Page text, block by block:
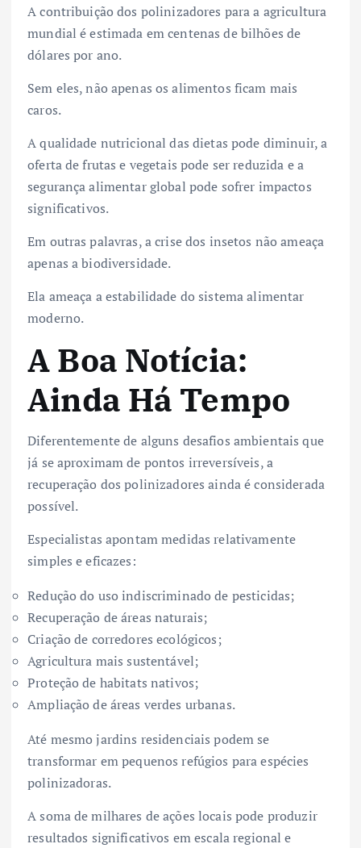
A contribuição dos polinizadores para a agricultura
mundial é estimada em centenas de bilhões de
dólares por ano.
Sem eles, não apenas os alimentos ficam mais
caros.
A qualidade nutricional das dietas pode diminuir, a
oferta de frutas e vegetais pode ser reduzida e a
segurança alimentar global pode sofrer impactos
significativos.
Em outras palavras, a crise dos insetos não ameaça
apenas a biodiversidade.
Ela ameaça a estabilidade do sistema alimentar
moderno.
A Boa Notícia:
Ainda Há Tempo
Diferentemente de alguns desafios ambientais que
já se aproximam de pontos irreversíveis, a
recuperação dos polinizadores ainda é considerada
possível.
Especialistas apontam medidas relativamente
simples e eficazes:
Redução do uso indiscriminado de pesticidas;
Recuperação de áreas naturais;
Criação de corredores ecológicos;
Agricultura mais sustentável;
Proteção de habitats nativos;
Ampliação de áreas verdes urbanas.
Até mesmo jardins residenciais podem se
transformar em pequenos refúgios para espécies
polinizadoras.
A soma de milhares de ações locais pode produzir
resultados significativos em escala regional e